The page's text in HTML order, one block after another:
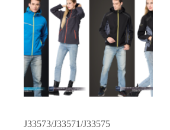
J33573/J33571/J33575